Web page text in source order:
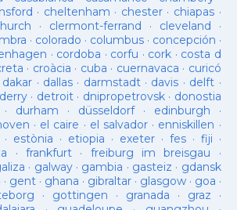
· cheltenham · chester· chiapas ·
· clermont-ferrand · cleveland ·
· colorado · columbus· concepción ·
· cordoba · corfu · cork · costa d
· croàcia · cuba · cuernavaca · curicó
dakar · dallas · darmstadt· davis · delft ·
derry· detroit· dnipropetrovsk· donostia
· durham · düsseldorf· edinburgh ·
· el caire · el salvador · enniskillen ·
· estònia · etiopia · exeter· fes· fiji ·
· frankfurt· freiburg im breisgau ·
· galway· gambia · gasteiz · gdansk
· gent· ghana · gibraltar· glasgow· goa ·
· gottingen · granada · graz ·